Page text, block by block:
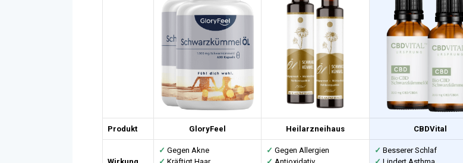
Produkt GloryFeel Heilarzneihaus CBDVital
✓ Gegen Akne
✓ Gegen Allergien
✓ Besserer Schlaf